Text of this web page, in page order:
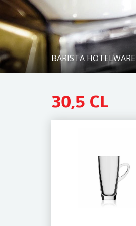
BARISTA HOTELWARE
30,5 CL